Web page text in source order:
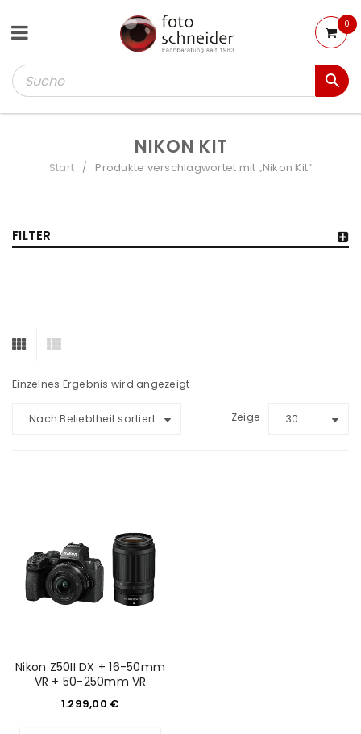
0
NIKON KIT
Start / Produkte verschlagwortet mit „Nikon Kit“
FILTER
Einzelnes Ergebnis wird angezeigt
Nach Beliebtheit sortiert Zeige 30
Nikon Z50II DX + 16-50mm
VR + 50-250mm VR
1.299,00 €